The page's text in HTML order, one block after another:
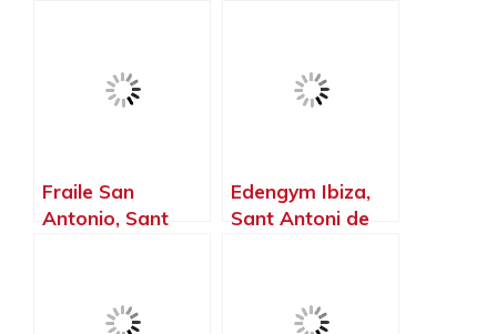
Fraile San
Antonio, Sant
Edengym Ibiza,
Sant Antoni de